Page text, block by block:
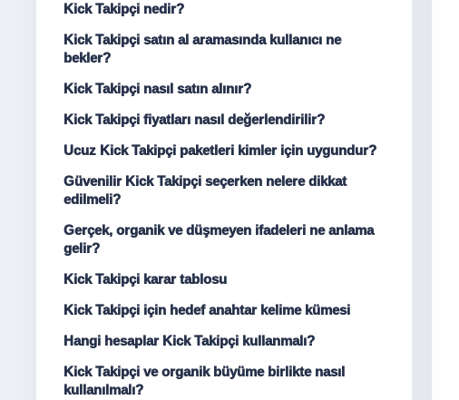
Kick Takipçi nedir?
Kick Takipçi satın al aramasında kullanıcı ne
bekler?
Kick Takipçi nasıl satın alınır?
Kick Takipçi fiyatları nasıl değerlendirilir?
Ucuz Kick Takipçi paketleri kimler için uygundur?
Güvenilir Kick Takipçi seçerken nelere dikkat
edilmeli?
Gerçek, organik ve düşmeyen ifadeleri ne anlama
gelir?
Kick Takipçi karar tablosu
Kick Takipçi için hedef anahtar kelime kümesi
Hangi hesaplar Kick Takipçi kullanmalı?
Kick Takipçi ve organik büyüme birlikte nasıl
kullanılmalı?